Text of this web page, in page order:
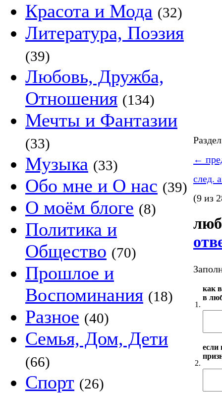
Красота и Мода (32)
Литература, Поэзия
(39)
Любовь, Дружба,
Отношения (134)
Мечты и Фантазии
(33)
Музыка (33)
Обо мне и О нас (39)
О моём блоге (8)
Политика и
Общество (70)
Прошлое и
Воспоминания (18)
Разное (40)
Семья, Дом, Дети
(66)
Спорт (26)
←
след.
(9 из
1.
как
в
2.
если